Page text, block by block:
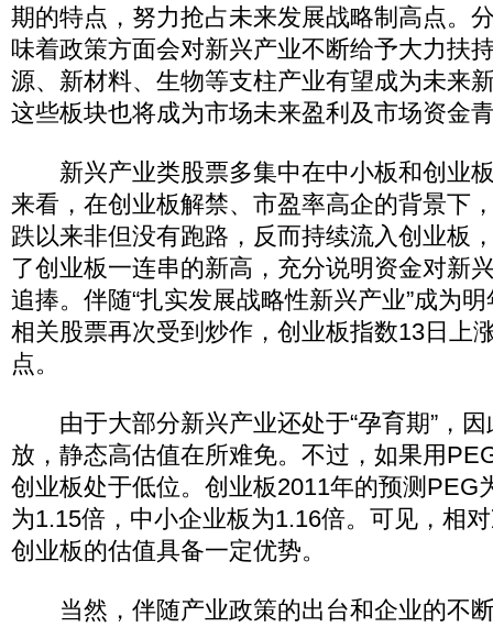
期的特点，努力抢占未来发展战略制高点。
味着政策方面会对新兴产业不断给予大力扶
源、新材料、生物等支柱产业有望成为未来
这些板块也将成为市场未来盈利及市场资金
新兴产业类股票多集中在中小板和创业
来看，在创业板解禁、市盈率高企的背景下
跌以来非但没有跑路，反而持续流入创业板
了创业板一连串的新高，充分说明资金对新
追捧。伴随“扎实发展战略性新兴产业”成为
相关股票再次受到炒作，创业板指数13日上
点。
由于大部分新兴产业还处于“孕育期”，因
放，静态高估值在所难免。不过，如果用
创业板处于低位。创业板2011年的预测PEG
为1.15倍，中小企业板为1.16倍。可见，相
创业板的估值具备一定优势。
当然，伴随产业政策的出台和企业的不